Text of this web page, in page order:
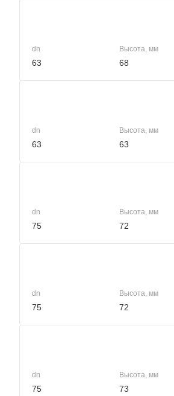
dn
63
Высота, мм
68
dn
63
Высота, мм
63
dn
75
Высота, мм
72
dn
75
Высота, мм
72
dn
75
Высота, мм
73